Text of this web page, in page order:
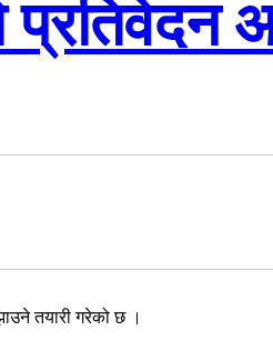
प्रतिवेदन
तयारी गरेको छ ।